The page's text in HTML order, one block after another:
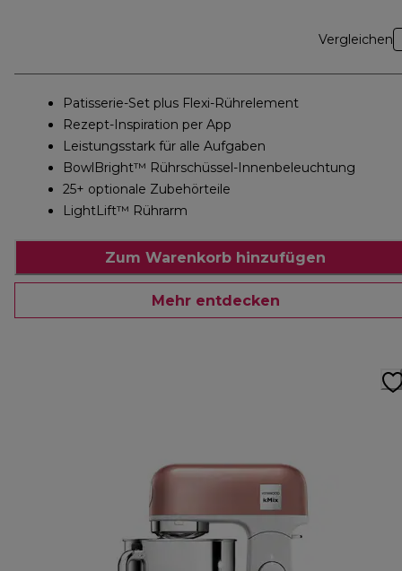
Vergleichen
Patisserie-Set plus Flexi-Rührelement
Rezept-Inspiration per App
Leistungsstark für alle Aufgaben
BowlBright™ Rührschüssel-Innenbeleuchtung
25+ optionale Zubehörteile
LightLift™ Rührarm
Zum Warenkorb hinzufügen
Mehr entdecken